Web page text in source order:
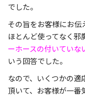
でした。
その旨をお客様にお
ほとんど使ってなく邪
ーホースの付いていな
いう回答でした。
なので、いくつかの
頂いて、お客様が一番